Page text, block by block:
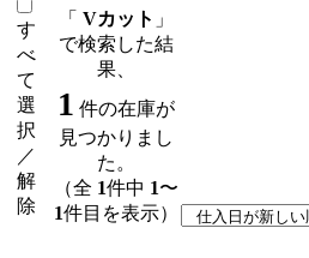
す
べ
て
選
択
／
解
除
「 Vカット 」
で検索した結
果、
1 件の在庫が
見つかりまし
た。
（全 1件中 1〜
1件目を表示）